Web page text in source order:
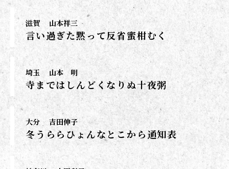
滋賀 山本祥三
言い過ぎた黙って反省蜜柑むく
埼玉 山本 明
寺まではしんどくなりぬ十夜粥
大分 吉田伸子
冬うららひょんなとこから通知表